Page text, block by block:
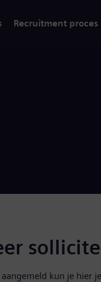
Recruitment proces
kun je hier